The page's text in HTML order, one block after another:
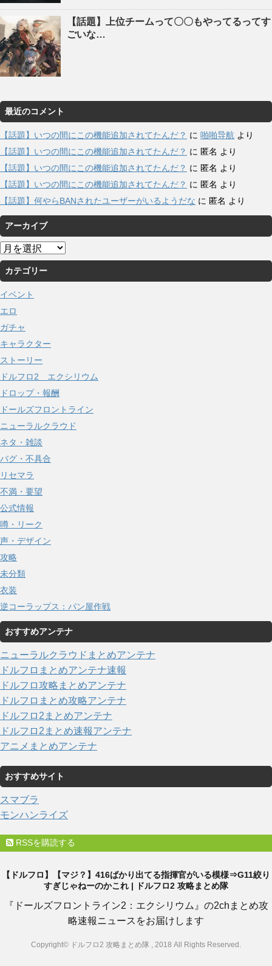
【話題】上位チームって〇〇もやってるってす
ごいな…
最近のコメント
【話題】いつの間にこの機能追加されてたんだ？ に 啪啪导航 より
【話題】いつの間にこの機能追加されてたんだ？ に 匿名 より
【話題】いつの間にこの機能追加されてたんだ？ に 匿名 より
【話題】いつの間にこの機能追加されてたんだ？ に 匿名 より
【話題】何やらBANされたユーザーがいるようだな に 匿名 より
アーカイブ
ア
ー
カ
イ
ブ
カテゴリー
イベント
エロ
ガチャ
キャラクター
ストーリー
ドルフロ2 エクシリウム
ドロップ・報酬
ドールズフロントライン
ニューラルクラウド
ネタ・雑談
バグ・不具合
リセマラ
不満・要望
公式情報
噂・リーク
声・デザイン
攻略
未分類
衣装
逆コーラップス：パン屋作戦
おすすめアンテナ
ニューラルクラウドまとめアンテナ
ドルフロまとめアンテナ速報
ドルフロ攻略まとめアンテナ
ドルフロまとめ攻略アンテナ
ドルフロ2まとめアンテナ
ドルフロ2まとめ速報アンテナ
アニメまとめアンテナ
おすすめサイト
スマブラ
モンハンライズ
RSSを購読する
【ドルフロ】【マジ？】416ばかり出てる指揮官がいる模様⇒G11絞り
すぎじゃねーのかこれ | ドルフロ2 攻略まとめ隊
『ドールズフロントライン2：エクシリウム』の2chまとめ攻
略速報ニュースをお届けします
Copyright© ドルフロ2 攻略まとめ隊 , 2018 All Rights Reserved.